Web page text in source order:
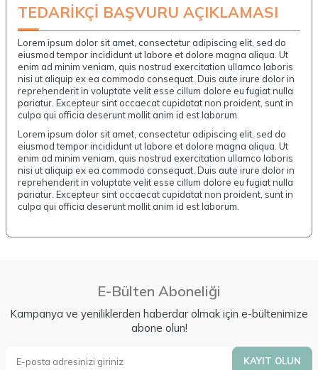
TEDARİKÇİ BAŞVURU AÇIKLAMASI
Lorem ipsum dolor sit amet, consectetur adipiscing elit, sed do
eiusmod tempor incididunt ut labore et dolore magna aliqua. Ut
enim ad minim veniam, quis nostrud exercitation ullamco laboris
nisi ut aliquip ex ea commodo consequat. Duis aute irure dolor in
reprehenderit in voluptate velit esse cillum dolore eu fugiat nulla
pariatur. Excepteur sint occaecat cupidatat non proident, sunt in
culpa qui officia deserunt mollit anim id est laborum.
Lorem ipsum dolor sit amet, consectetur adipiscing elit, sed do
eiusmod tempor incididunt ut labore et dolore magna aliqua. Ut
enim ad minim veniam, quis nostrud exercitation ullamco laboris
nisi ut aliquip ex ea commodo consequat. Duis aute irure dolor in
reprehenderit in voluptate velit esse cillum dolore eu fugiat nulla
pariatur. Excepteur sint occaecat cupidatat non proident, sunt in
culpa qui officia deserunt mollit anim id est laborum.
E-Bülten Aboneliği
Kampanya ve yeniliklerden haberdar olmak için e-bültenimize
abone olun!
KAYIT OLUN